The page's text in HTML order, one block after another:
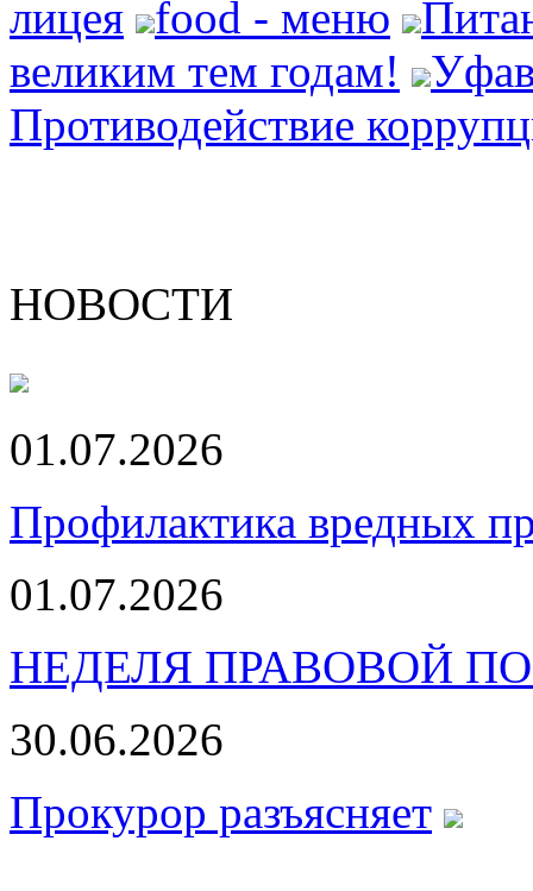
лицея
food - меню
великим тем годам!
Противодействие
НОВОСТИ
01.07.2026
Профилактика вредных
01.07.2026
НЕДЕЛЯ ПРАВОВОЙ
30.06.2026
Прокурор разъясняет